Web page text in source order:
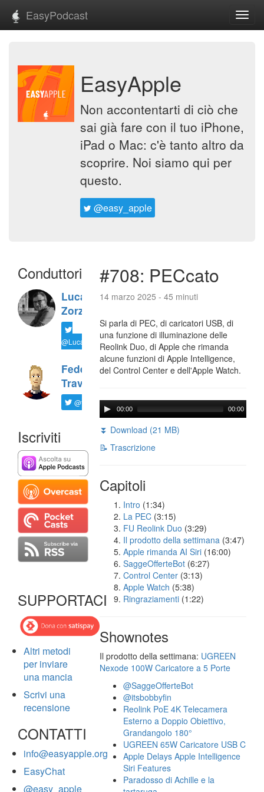
EasyPodcast
EasyApple
Non accontentarti di ciò che
sai già fare con il tuo iPhone,
iPad o Mac: c'è tanto altro da
scoprire. Noi siamo qui per
questo.
@easy_apple
Conduttori
Luca
Zorzi
@LucaTNT
Federico
Travaini
@ftrava
Iscriviti
SUPPORTACI
Altri metodi
per inviare
una mancia
Scrivi una
recensione
CONTATTI
info@easyapple.org
EasyChat
@easy_apple
#708: PECcato
14 marzo 2025 - 45 minuti
Si parla di PEC, di caricatori USB, di
una funzione di illuminazione delle
Reolink Duo, di Apple che rimanda
alcune funzioni di Apple Intelligence,
del Control Center e dell'Apple Watch.
00:00 00:00
⏬ Download (21 MB)
📝 Trascrizione
Capitoli
Intro (1:34)
La PEC (3:15)
FU Reolink Duo (3:29)
Il prodotto della settimana (3:47)
Apple rimanda AI Siri (16:00)
SaggeOfferteBot (6:27)
Control Center (3:13)
Apple Watch (5:38)
Ringraziamenti (1:22)
Shownotes
Il prodotto della settimana: UGREEN
Nexode 100W Caricatore a 5 Porte
@SaggeOfferteBot
@itsbobbyfin
Reolink PoE 4K Telecamera
Esterno a Doppio Obiettivo,
Grandangolo 180°
UGREEN 65W Caricatore USB C
Apple Delays Apple Intelligence
Siri Features
Paradosso di Achille e la